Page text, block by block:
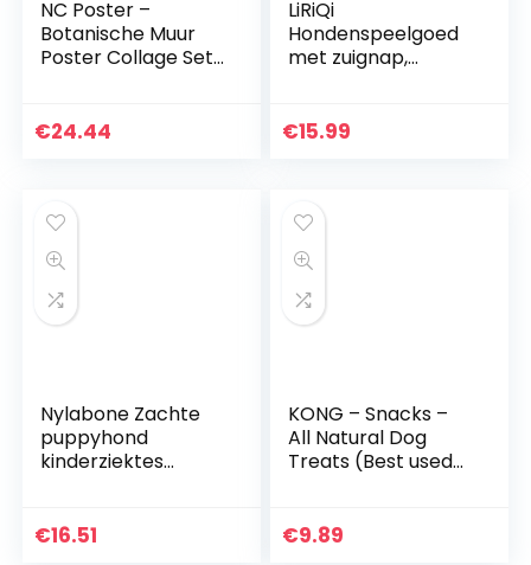
NC Poster –
Botanische Muur
Poster Collage Set
Botanische Thema
€24.44
LiRiQi
Hondenspeelgoed
met zuignap,
multifunctioneel
bal speelgoed,
hond
tandenborstel
speelgoed,
kauwspeelgoed
€15.99
Nylabone Zachte
puppyhond
kinderziektes
smaak, medium
€16.51
KONG – Snacks –
All Natural Dog
Treats (Best used
Biscuits – For Large
€9.89